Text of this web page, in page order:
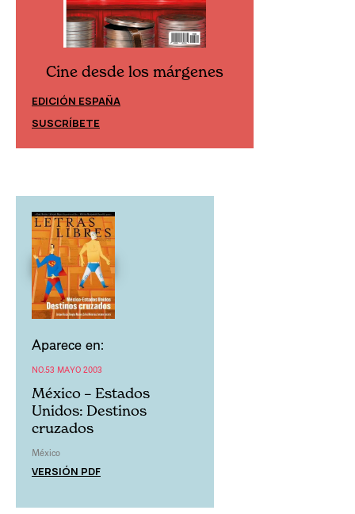
Cine desde los márgenes
EDICIÓN ESPAÑA
SUSCRÍBETE
Aparece en:
NO.53 MAYO 2003
México – Estados
Unidos: Destinos
cruzados
México
VERSIÓN PDF